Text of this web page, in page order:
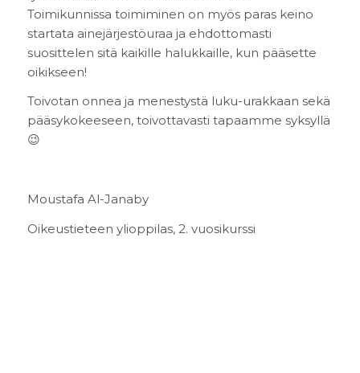
Toimikunnissa toimiminen on myös paras keino
startata ainejärjestöuraa ja ehdottomasti
suosittelen sitä kaikille halukkaille, kun pääsette
oikikseen!
Toivotan onnea ja menestystä luku-urakkaan sekä
pääsykokeeseen, toivottavasti tapaamme syksyllä
😉
Moustafa Al-Janaby
Oikeustieteen ylioppilas, 2. vuosikurssi